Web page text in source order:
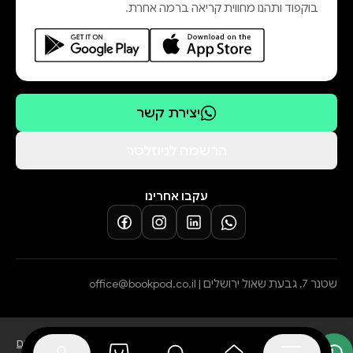
בוקפוד ותהנו מחווית קריאה ברמה אחרת.
יצירת קשר
עקבו אחרינו
שטנר 7, גבעת שאול ירושלים | office@bookpod.co.il
בלוגשירות לקוחות מדיניות פרטיות הצהרת נגישותתקנון הרשמה לסופרים